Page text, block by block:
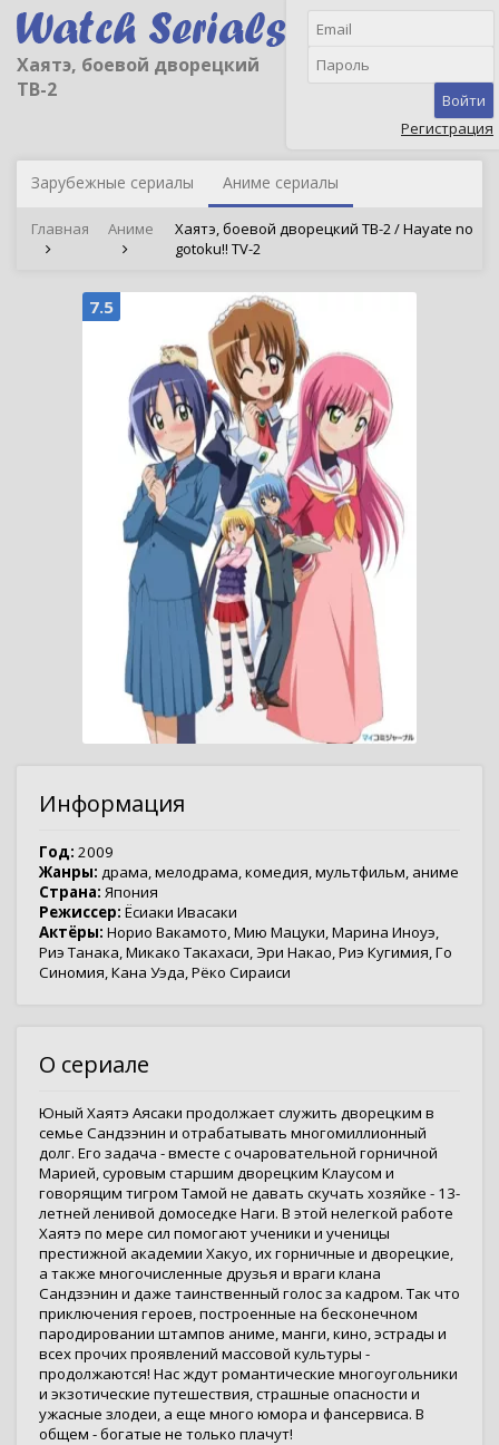
Хаятэ, боевой дворецкий
ТВ-2
Войти
Регистрация
Зарубежные сериалы Аниме сериалы
Главная Аниме
Хаятэ, боевой дворецкий ТВ-2 / Hayate no
gotoku!! TV-2
7.5
Информация
Год: 2009
Жанры: драма,мелодрама,комедия,мультфильм, аниме
Страна: Япония
Режиссер: Ёсиаки Ивасаки
Актёры: Норио Вакамото,Мию Мацуки,Марина Иноуэ,
Риэ Танака,Микако Такахаси,Эри Накао,Риэ Кугимия,Го
Синомия,Кана Уэда,Рёко Сираиси
О сериале
Юный Хаятэ Аясаки продолжает служить дворецким в
семье Сандзэнин и отрабатывать многомиллионный
долг. Его задача - вместе с очаровательной горничной
Марией, суровым старшим дворецким Клаусом и
говорящим тигром Тамой не давать скучать хозяйке - 13-
летней ленивой домоседке Наги. В этой нелегкой работе
Хаятэ по мере сил помогают ученики и ученицы
престижной академии Хакуо, их горничные и дворецкие,
а также многочисленные друзья и враги клана
Сандзэнин и даже таинственный голос за кадром. Так что
приключения героев, построенные на бесконечном
пародировании штампов аниме, манги, кино, эстрады и
всех прочих проявлений массовой культуры -
продолжаются! Нас ждут романтические многоугольники
и экзотические путешествия, страшные опасности и
ужасные злодеи, а еще много юмора и фансервиса. В
общем - богатые не только плачут!